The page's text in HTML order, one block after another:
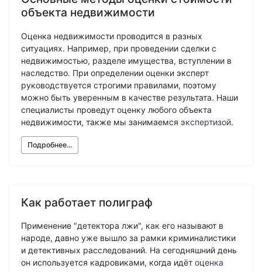
объекта недвижимости
Оценка недвижимости проводится в разных
ситуациях. Например, при проведении сделки с
недвижимостью, разделе имущества, вступлении в
наследство. При определении оценки эксперт
руководствуется строгими правилами, поэтому
можно быть уверенным в качестве результата. Наши
специалисты проведут оценку любого объекта
недвижимости, также мы занимаемся экспертизой.
Подробнее...
Как работает полиграф
Применение "детектора лжи", как его называют в
народе, давно уже вышло за рамки криминалистики
и детективных расследований. На сегодняшний день
он используется кадровиками, когда идёт оценка